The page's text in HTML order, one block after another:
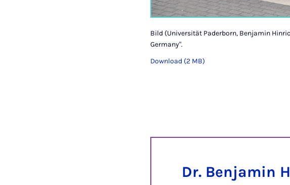
Bild (Universität Paderborn, Benjamin
Germany".
Download (2 MB)
Dr. Benjamin